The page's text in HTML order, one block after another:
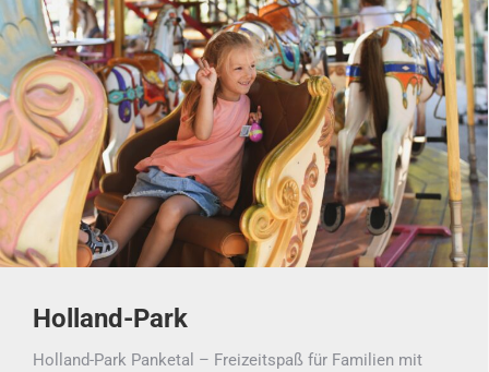
Holland-Park
Holland-Park Panketal – Freizeitspaß für Familien mit